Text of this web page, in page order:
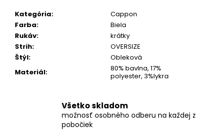
Kategória:
Cappon
Farba:
Biela
Rukáv:
krátky
Strih:
OVERSIZE
Štýl:
Obleková
Materiál:
80% bavlna, 17%
polyester, 3%lykra
Všetko skladom
možnosť osobného odberu na každej z
pobočiek
m
e
KOŠEĽA
K063-
A10